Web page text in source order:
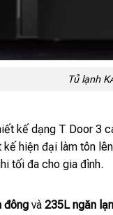
Tủ lạnh
kế dạng T Door 3
hiện đại làm tôn
tối đa cho gia đình.
đôngvà 235L ngăn